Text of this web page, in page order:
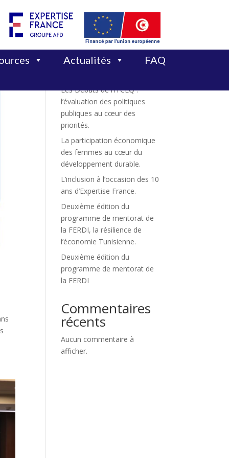
Actualités FAQ
Rechercher
Les Débats de l’ITCEQ :
l’évaluation des politiques
publiques au cœur des
priorités.
La participation économique
des femmes au cœur du
développement durable.
L’inclusion à l’occasion des 10
ans d’Expertise France.
Deuxième édition du
programme de mentorat de
la FERDI, la résilience de
l’économie Tunisienne.
Deuxième édition du
programme de mentorat de
la FERDI
Commentaires
récents
Aucun commentaire à
afficher.